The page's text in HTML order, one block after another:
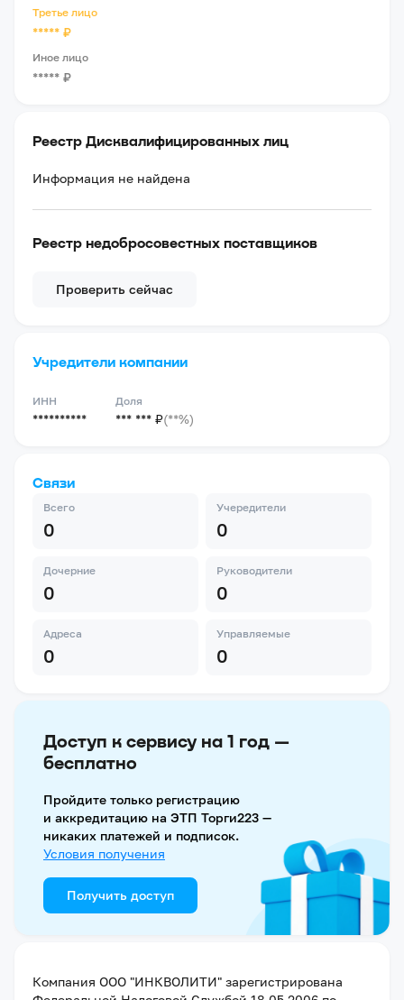
Третье лицо
***** ₽
Иное лицо
***** ₽
Реестр Дисквалифицированных лиц
Информация не найдена
Реестр недобросовестных поставщиков
Проверить сейчас
Учредители компании
ИНН
**********
Доля
*** *** ₽(**%)
Связи
Всего
0
Учередители
0
Дочерние
0
Руководители
0
Адреса
0
Управляемые
0
Доступ к сервису на 1 год —
бесплатно
Пройдите только регистрацию
и аккредитацию на ЭТП Торги223 —
никаких платежей и подписок.
Условия получения
Получить доступ
Компания ООО "ИНКВОЛИТИ" зарегистрирована